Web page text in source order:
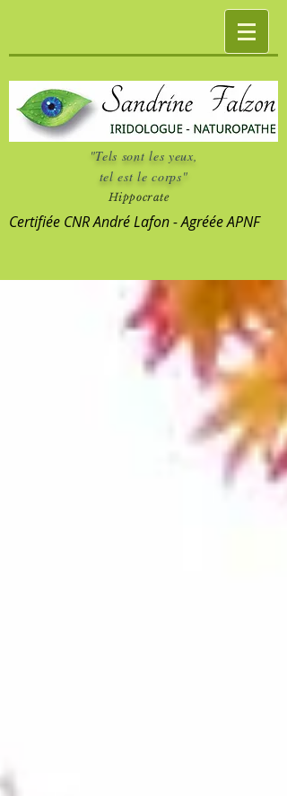
"Tels sont les yeux,
tel est le corps"
Hippocrate
Certifiée CNR André Lafon - Agréée APNF